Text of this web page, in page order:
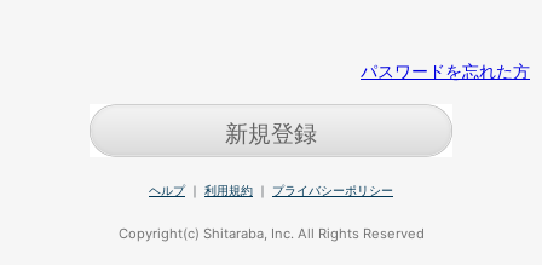
パスワードを忘れた方
新規登録
ヘルプ｜ 利用規約 ｜ プライバシーポリシー
Copyright(c) Shitaraba, Inc. All Rights Reserved